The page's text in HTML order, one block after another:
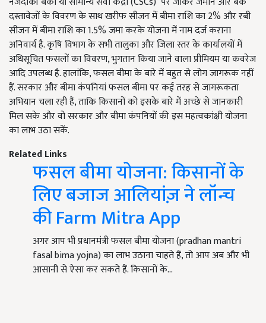
दस्तावेजों के विवरण के साथ खरीफ सीजन में बीमा राशि का 2% और रबी
सीजन में बीमा राशि का 1.5% जमा करके योजना में नाम दर्ज कराना
अनिवार्य है. कृषि विभाग के सभी तालुका और जिला स्तर के कार्यालयों में
अधिसूचित फसलों का विवरण, भुगतान किया जाने वाला प्रीमियम या कवरेज
आदि उपलब्ध है. हालांकि, फसल बीमा के बारे में बहुत से लोग जागरूक नहीं
हैं. सरकार और बीमा कंपनियां फसल बीमा पर कई तरह से जागरूकता
अभियान चला रही हैं, ताकि किसानों को इसके बारे में अच्छे से जानकारी
मिल सके और वो सरकार और बीमा कंपनियों की इस महत्वकांक्षी योजना
का लाभ उठा सकें.
Related Links
फसल बीमा योजना: किसानों के
लिए बजाज आलियांज़ ने लॉन्च
की Farm Mitra App
अगर आप भी प्रधानमंत्री फसल बीमा योजना (pradhan mantri
fasal bima yojna) का लाभ उठाना चाहते हैं, तो आप अब और भी
आसानी से ऐसा कर सकते हैं. किसानों के…